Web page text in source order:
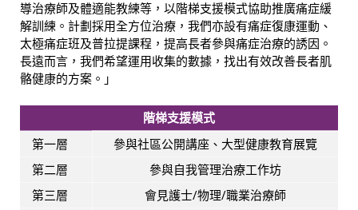
導治療師及體適能教練等，以階梯支援模式協助推廣痛症緩
解訓練。計劃採用全方位治療，我們亦設有痛症復康運動、
太極痛症班及普拉提課程，提高長者參與痛症治療的誘因。
長遠而言，我們希望運用收集的數據，找出有效改善長者肌
骼健康的方案。」
階梯支援模式
第一層
參與社區公開講座、大型健康教育展覽
第二層
參與自我管理治療工作坊
第三層
會見護士/物理/職業治療師